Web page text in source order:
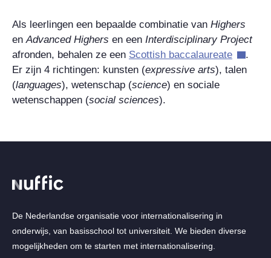
Als leerlingen een bepaalde combinatie van Highers
enAdvanced Highers en een Interdisciplinary Project
afronden, behalen ze een Scottish baccalaureate
.
Er zijn 4 richtingen: kunsten (expressive arts), talen
(languages), wetenschap (science) en sociale
wetenschappen (social sciences).
De Nederlandse organisatie voor internationalisering in
onderwijs, van basisschool tot universiteit. We bieden diverse
mogelijkheden om te starten met internationalisering.